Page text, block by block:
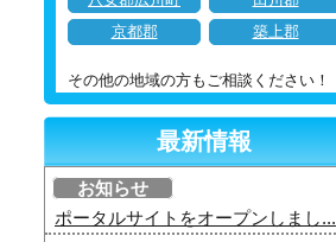
京都郡
築上郡
その他の地域の方もご相談ください！
最新情報
お知らせ
ポータルサイトをオープンしまし...